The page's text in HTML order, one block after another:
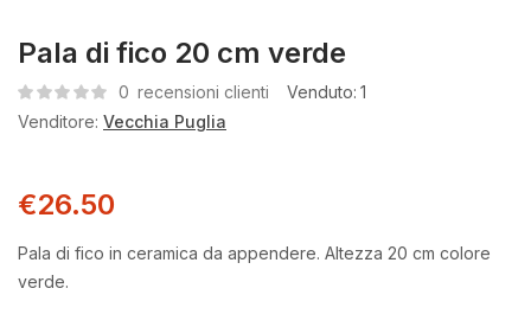
Pala di fico 20 cm verde
0 recensioni clienti Venduto: 1
Venditore: Vecchia Puglia
€26.50
Pala di fico in ceramica da appendere. Altezza 20 cm colore
verde.